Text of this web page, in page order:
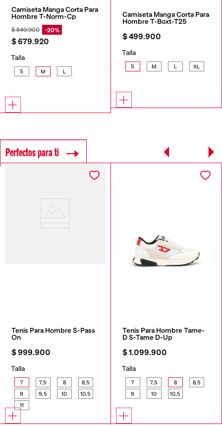
Camiseta Manga Corta Para
Hombre T-Norm-Cp
$849.900 20%
$679.920
Talla
S M L
Camiseta Manga Corta Para
Hombre T-Boxt-T25
$499.900
Talla
S M L XL
Perfectos para ti
Tenis Para Hombre S-Pass
On
$999.900
Talla
7 7,5 8
8,5
9
9,5 10
10,5
11
Tenis Para Hombre Tame-
D S-Tame D-Up
$1.099.900
Talla
7 7,5 8
8,5
9
10 10,5